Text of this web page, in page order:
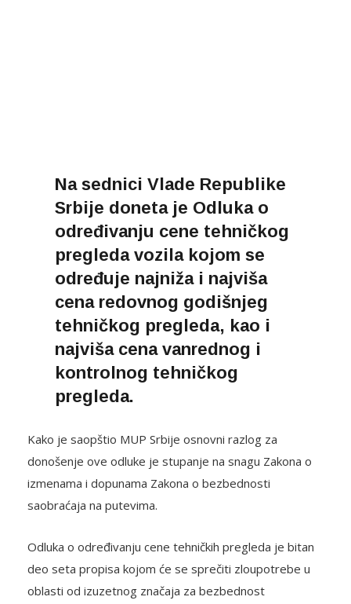
Na sednici Vlade Republike
Srbije doneta je Odluka o
određivanju cene tehničkog
pregleda vozila kojom se
određuje najniža i najviša
cena redovnog godišnjeg
tehničkog pregleda, kao i
najviša cena vanrednog i
kontrolnog tehničkog
pregleda.
Kako je saopštio MUP Srbije osnovni razlog za
donošenje ove odluke je stupanje na snagu Zakona o
izmenama i dopunama Zakona o bezbednosti
saobraćaja na putevima.
Odluka o određivanju cene tehničkih pregleda je bitan
deo seta propisa kojom će se sprečiti zloupotrebe u
oblasti od izuzetnog značaja za bezbednost